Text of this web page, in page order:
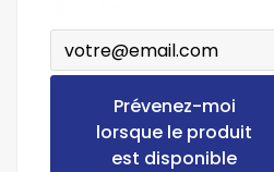
Prévenez-moi
lorsque le produit
est disponible